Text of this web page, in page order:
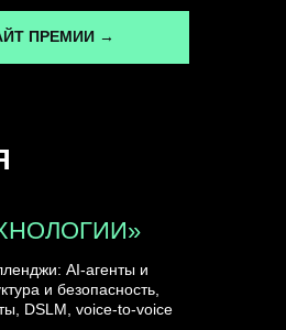
AI-агенты и
и безопасность,
DSLM, voice-to-voice
ПРЕМИИ →